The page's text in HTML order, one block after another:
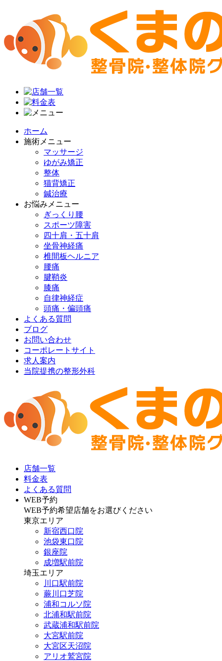
ホーム
施術メニュー
マッサージ
ゆがみ矯正
整体
猫背矯正
鍼治療
お悩みメニュー
ぎっくり腰
スポーツ障害
四十肩・五十肩
坐骨神経痛
椎間板ヘルニア
腰痛
腱鞘炎
膝痛
自律神経症
頭痛・偏頭痛
よくある質問
ブログ
お問い合わせ
コーポレートサイト
求人案内
当院提携の整形外科
店舗一覧
料金表
よくある質問
WEB予約
WEB予約希望店舗をお選びください
東京エリア
新宿西口院
池袋東口院
銀座院
成増駅前院
埼玉エリア
川口駅前院
蕨川口芝院
浦和コルソ院
北浦和駅前院
武蔵浦和駅前院
大宮駅前院
大宮区天沼院
アリオ鷲宮院